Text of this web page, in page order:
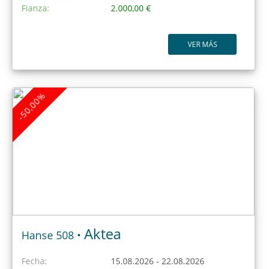
Fianza:
2.000,00 €
VER MÁS
-50,00%
Hanse 508 • Aktea
Fecha:
15.08.2026 - 22.08.2026